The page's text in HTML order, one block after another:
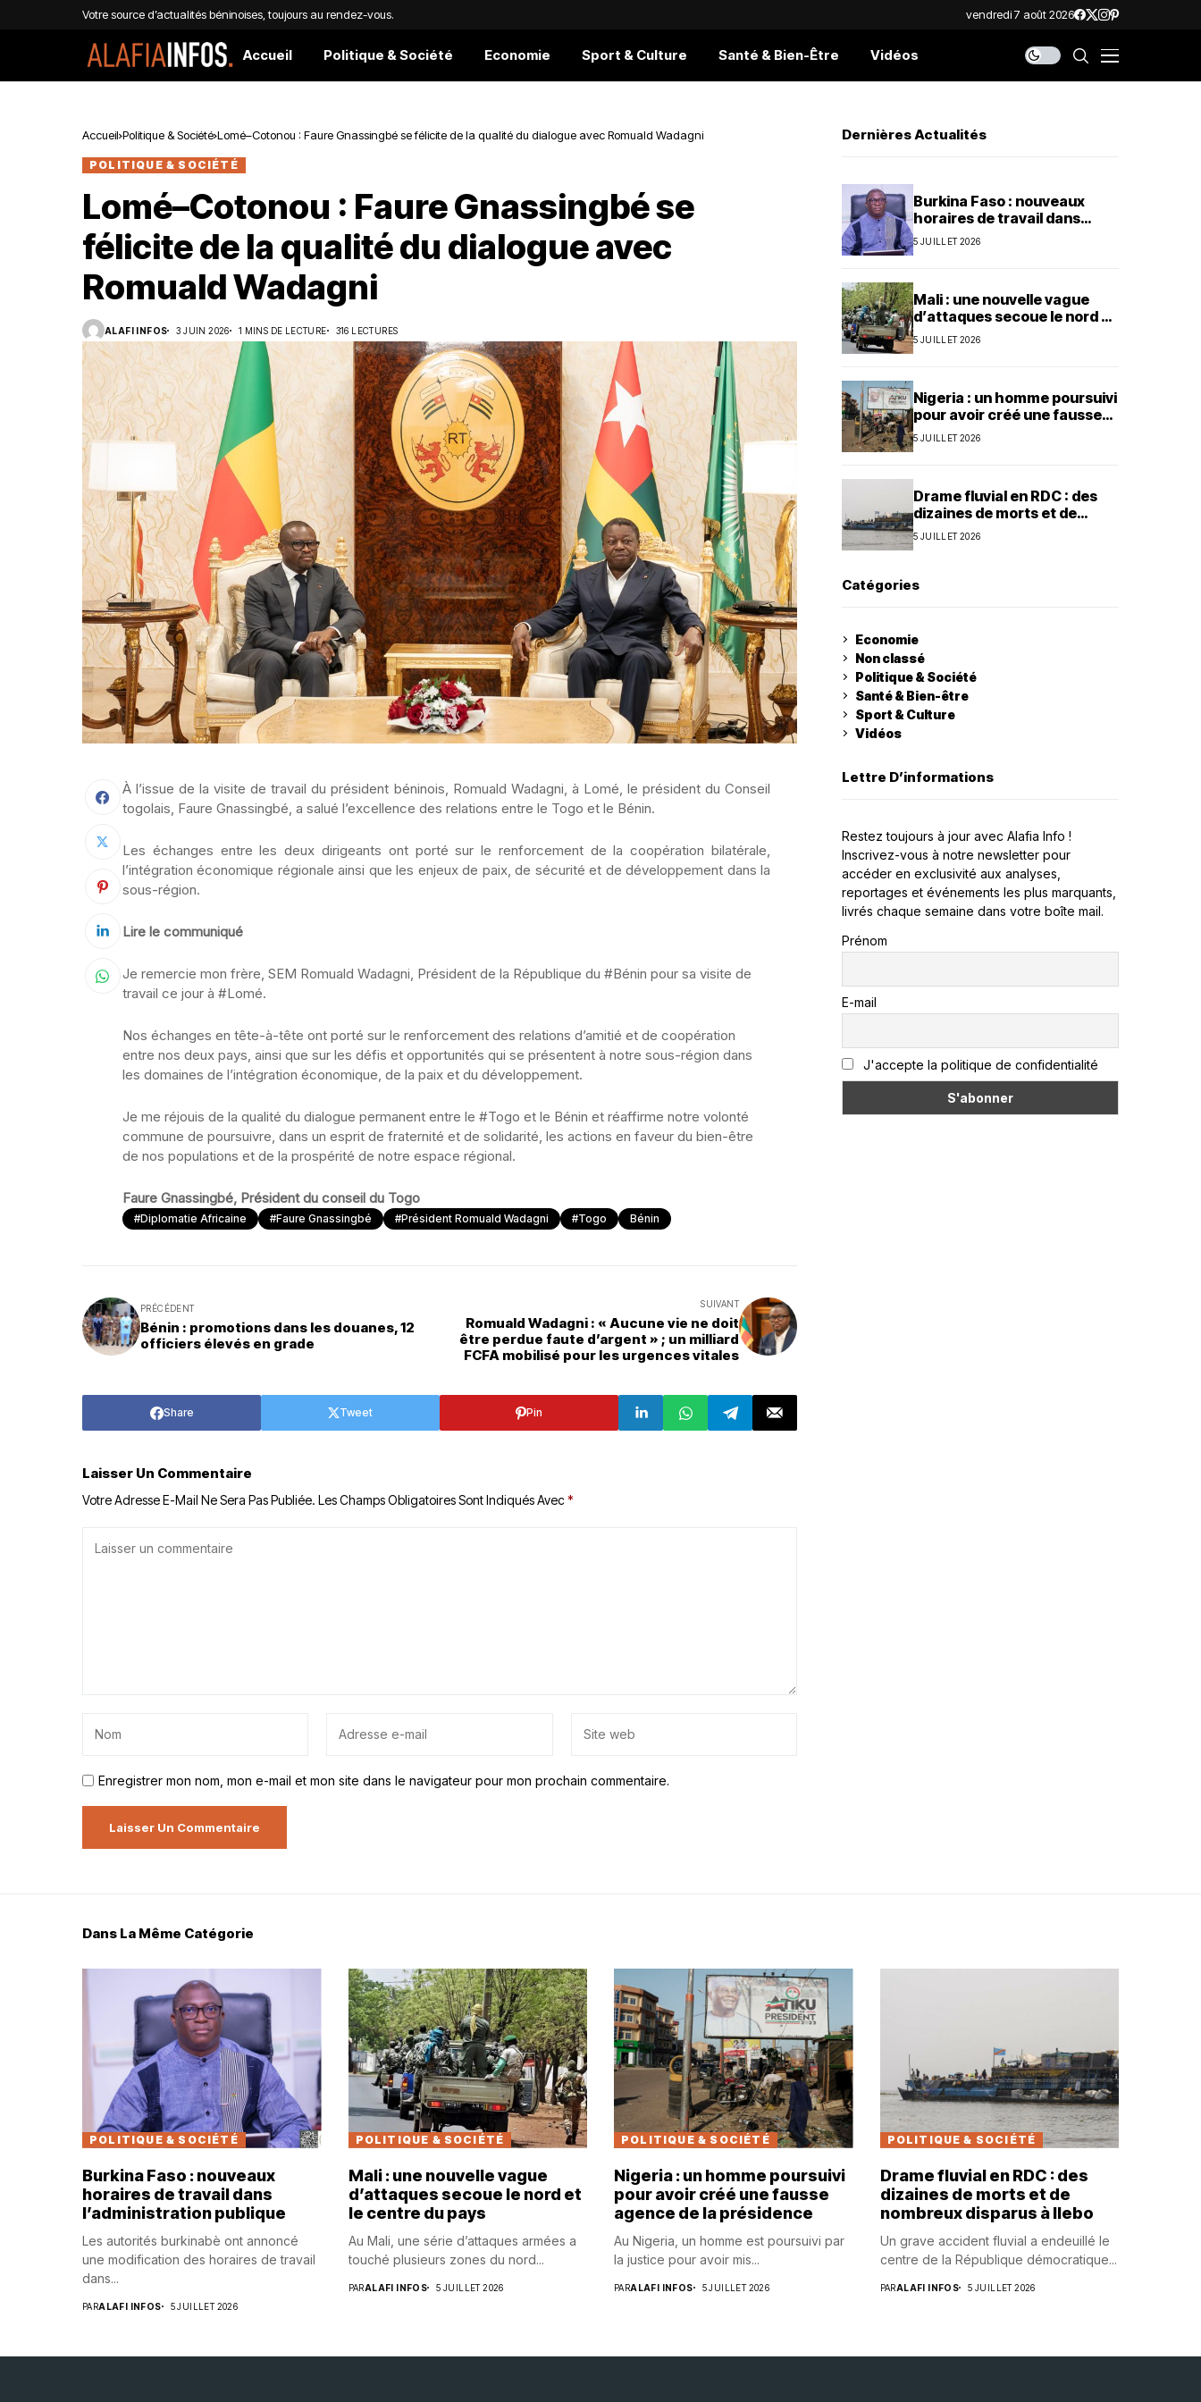
Votre source d’actualités béninoises, toujours au rendez-vous. vendredi 7 août 2026
Accueil Politique & Société Economie Sport & Culture Santé & Bien-Être Vidéos
Accueil Politique & Société Lomé–Cotonou : Faure Gnassingbé se félicite de la qualité du dialogue avec Romuald Wadagni
POLITIQUE & SOCIÉTÉ
Lomé–Cotonou : Faure Gnassingbé se
félicite de la qualité du dialogue avec
Romuald Wadagni
ALAFI INFOS 3 JUIN 2026 1 MINS DE LECTURE 316 LECTURES
À l’issue de la visite de travail du président béninois, Romuald Wadagni, à Lomé, le président du Conseil
togolais, Faure Gnassingbé, a salué l’excellence des relations entre le Togo et le Bénin.
Les échanges entre les deux dirigeants ont porté sur le renforcement de la coopération bilatérale,
l’intégration économique régionale ainsi que les enjeux de paix, de sécurité et de développement dans la
sous-région.
Lire le communiqué
Je remercie mon frère, SEM Romuald Wadagni, Président de la République du #Bénin pour sa visite de
travail ce jour à #Lomé.
Nos échanges en tête-à-tête ont porté sur le renforcement des relations d’amitié et de coopération
entre nos deux pays, ainsi que sur les défis et opportunités qui se présentent à notre sous-région dans
les domaines de l’intégration économique, de la paix et du développement.
Je me réjouis de la qualité du dialogue permanent entre le #Togo et le Bénin et réaffirme notre volonté
commune de poursuivre, dans un esprit de fraternité et de solidarité, les actions en faveur du bien-être
de nos populations et de la prospérité de notre espace régional.
Faure Gnassingbé, Président du conseil du Togo
#Diplomatie Africaine #Faure Gnassingbé #Président Romuald Wadagni #Togo Bénin
PRÉCÉDENT
Bénin : promotions dans les douanes, 12
officiers élevés en grade
SUIVANT
Romuald Wadagni : « Aucune vie ne doit
être perdue faute d’argent » ; un milliard
FCFA mobilisé pour les urgences vitales
Share Tweet Pin
Laisser Un Commentaire
Votre Adresse E-Mail Ne Sera Pas Publiée. Les Champs Obligatoires Sont Indiqués Avec*
Enregistrer mon nom, mon e-mail et mon site dans le navigateur pour mon prochain commentaire.
Dernières Actualités
Burkina Faso : nouveaux
horaires de travail dans
l’administration publique
5 JUILLET 2026
Mali : une nouvelle vague
d’attaques secoue le nord et
le centre du pays
5 JUILLET 2026
Nigeria : un homme poursuivi
pour avoir créé une fausse
agence de la présidence
5 JUILLET 2026
Drame fluvial en RDC : des
dizaines de morts et de
nombreux disparus à Ilebo
5 JUILLET 2026
Catégories
Economie
Non classé
Politique & Société
Santé & Bien-être
Sport & Culture
Vidéos
Lettre D’informations
Restez toujours à jour avec Alafia Info !
Inscrivez-vous à notre newsletter pour
accéder en exclusivité aux analyses,
reportages et événements les plus marquants,
livrés chaque semaine dans votre boîte mail.
Prénom
E-mail
J'accepte la politique de confidentialité
Dans La Même Catégorie
POLITIQUE & SOCIÉTÉ
Burkina Faso : nouveaux
horaires de travail dans
l’administration publique
Les autorités burkinabè ont annoncé
une modification des horaires de travail
dans...
PARALAFI INFOS 5 JUILLET 2026
POLITIQUE & SOCIÉTÉ
Mali : une nouvelle vague
d’attaques secoue le nord et
le centre du pays
Au Mali, une série d’attaques armées a
touché plusieurs zones du nord...
PARALAFI INFOS 5 JUILLET 2026
POLITIQUE & SOCIÉTÉ
Nigeria : un homme poursuivi
pour avoir créé une fausse
agence de la présidence
Au Nigeria, un homme est poursuivi par
la justice pour avoir mis...
PARALAFI INFOS 5 JUILLET 2026
POLITIQUE & SOCIÉTÉ
Drame fluvial en RDC : des
dizaines de morts et de
nombreux disparus à Ilebo
Un grave accident fluvial a endeuillé le
centre de la République démocratique...
PARALAFI INFOS 5 JUILLET 2026